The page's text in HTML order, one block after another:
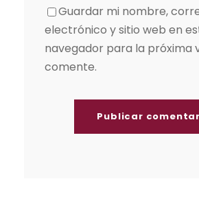
Guardar mi nombre,
electrónico y sitio web en
navegador para la próxima
comente.